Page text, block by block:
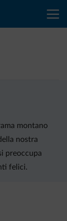
montano
nostra
preoccupa
felici.